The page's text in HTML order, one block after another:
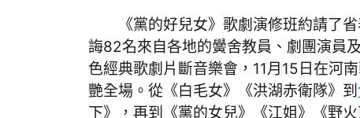
《黨的好兒女》歌劇演修班約請了
誨82名來自各地的黌舍教員、劇團演員
色經典歌劇片斷音樂會，11月15日在河
艷全場。從《白毛女》《洪湖赤衛隊》到
下》，再到《黨的女兒》《江姐》《野